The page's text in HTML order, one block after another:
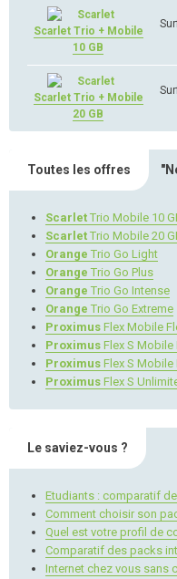
Scarlet Trio + Mobile
10 GB
Scarlet Trio + Mobile
20 GB
Toutes les offres
Scarlet Trio Mobile 10
Scarlet Trio Mobile 20
Orange Trio Go Light
Orange Trio Go Plus
Orange Trio Go Intense
Orange Trio Go Extreme
Proximus Flex Mobile
Proximus Flex S Mobile
Proximus Flex S Mobile
Proximus Flex S
Le saviez-vous ?
Etudiants : comparatif
Comment choisir son
Quel est votre profil de
Comparatif des packs
Internet chez vous sans